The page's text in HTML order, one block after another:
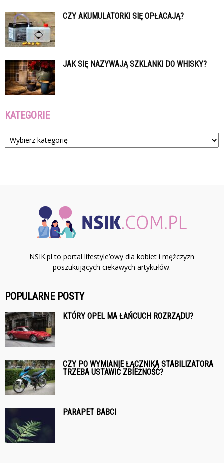
CZY AKUMULATORKI SIĘ OPŁACAJĄ?
JAK SIĘ NAZYWAJĄ SZKLANKI DO WHISKY?
KATEGORIE
Kategorie
NSIK.pl to portal lifestyle’owy dla kobiet i mężczyzn
poszukujących ciekawych artykułów.
POPULARNE POSTY
KTÓRY OPEL MA ŁAŃCUCH ROZRZĄDU?
CZY PO WYMIANIE ŁĄCZNIKA STABILIZATORA
TRZEBA USTAWIĆ ZBIEŻNOŚĆ?
PARAPET BABCI